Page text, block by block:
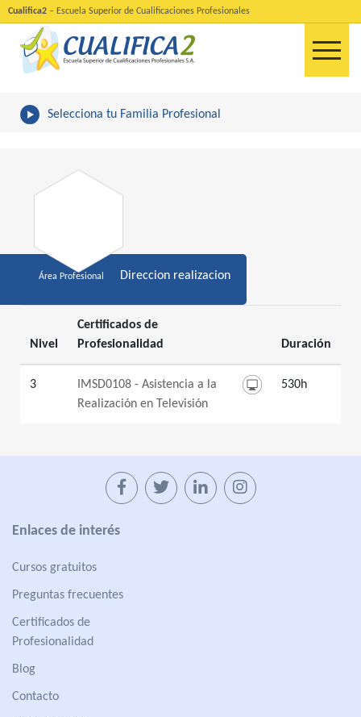
Cualifica2 – Escuela Superior de Cualificaciones Profesionales
Selecciona tu Familia Profesional
Área Profesional Direccion realizacion
Nivel
Certificados de
Profesionalidad
Duración
3
IMSD0108 - Asistencia a la
Realización en Televisión
530h
Enlaces de interés
Cursos gratuitos
Preguntas frecuentes
Certificados de
Profesionalidad
Blog
Contacto